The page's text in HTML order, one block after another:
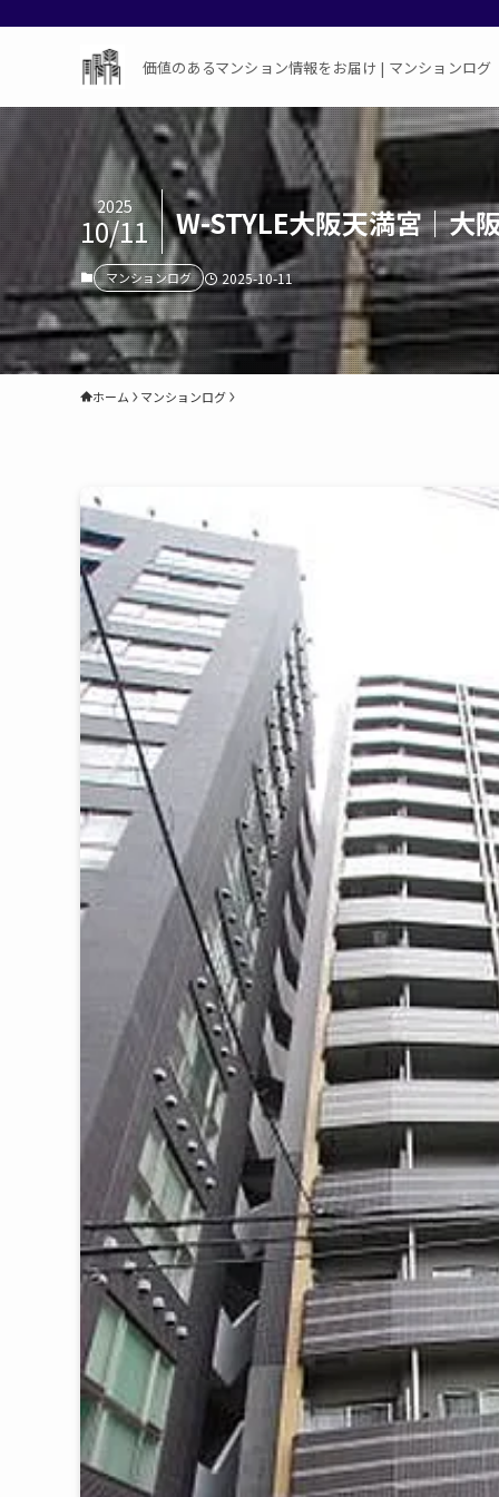
価値のあるマンション情報をお届け | マンションログ
W-STYLE大阪天満宮｜大
2025
10/11
マンションログ 2025-10-11
ホーム マンションログ